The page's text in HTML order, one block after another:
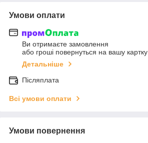
Умови оплати
Ви отримаєте замовлення
або гроші повернуться на вашу картку
Детальніше
Післяплата
Всі умови оплати
Умови повернення